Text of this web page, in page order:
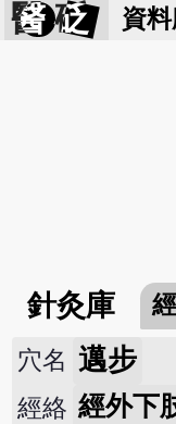
醫 砭 資
針灸庫
穴名 邁步
經絡 經外下